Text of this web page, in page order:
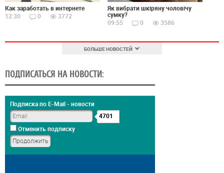
Как заработать в интернете
12:30
0 3772
Як вибрати шкіряну чоловічу
сумку?
09:55
0 3586
БОЛЬШЕ НОВОСТЕЙ
ПОДПИСАТЬСЯ НА НОВОСТИ:
Подписка по E-Mail - новости
4701
Отменить подписку